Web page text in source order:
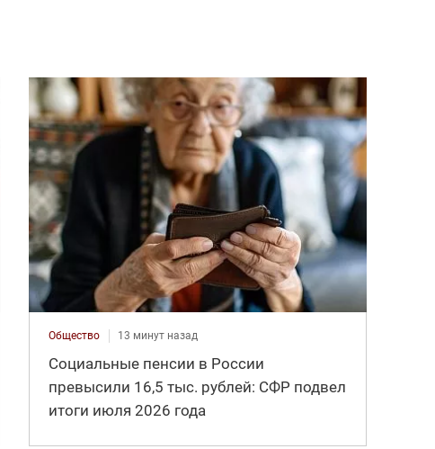
Общество 13 минут назад
Социальные пенсии в России
превысили 16,5 тыс. рублей: СФР подвел
итоги июля 2026 года